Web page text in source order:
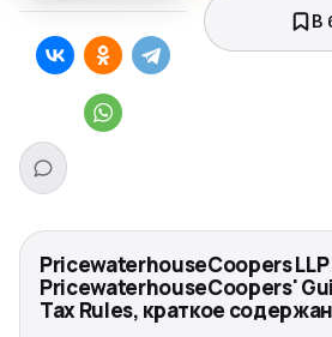
В
PricewaterhouseCoopers
PricewaterhouseCoopers'
Tax Rules, краткое